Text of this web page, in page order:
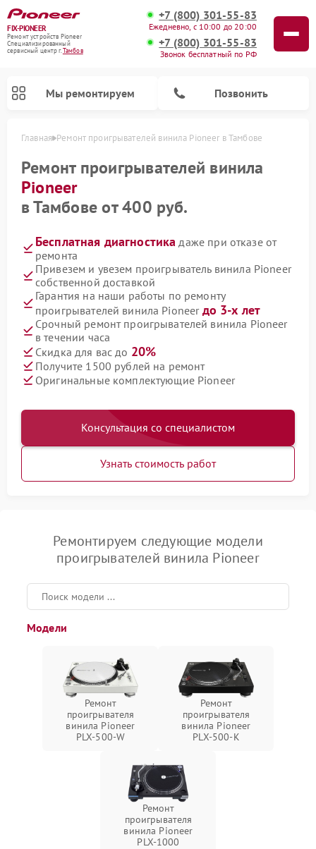
FIX-PIONEER
Ремонт устройств Pioneer
Специализированный
cервисный центр г.Тамбов
+7 (800) 301-55-83
Ежедневно, с 10:00 до 20:00
+7 (800) 301-55-83
Звонок бесплатный по РФ
Мы ремонтируем Позвонить
Главная Ремонт проигрывателей винила Pioneer в Тамбове
Ремонт проигрывателей винила
Pioneer
в Тамбове от 400 руб.
Бесплатная диагностика даже при отказе от
ремонта
Привезем и увезем проигрыватель винила Pioneer
собственной доставкой
Гарантия на наши работы по ремонту
проигрывателей винила Pioneer до 3-х лет
Срочный ремонт проигрывателей винила Pioneer
в течении часа
Скидка для вас до 20%
Получите 1500 рублей на ремонт
Оригинальные комплектующие Pioneer
Консультация со специалистом
Узнать стоимость работ
Ремонтируем следующие модели
проигрывателей винила Pioneer
Модели
Ремонт
проигрывателя
винила Pioneer
PLX‑500‑W
Ремонт
проигрывателя
винила Pioneer
PLX‑500‑K
Ремонт
проигрывателя
винила Pioneer
PLX‑1000